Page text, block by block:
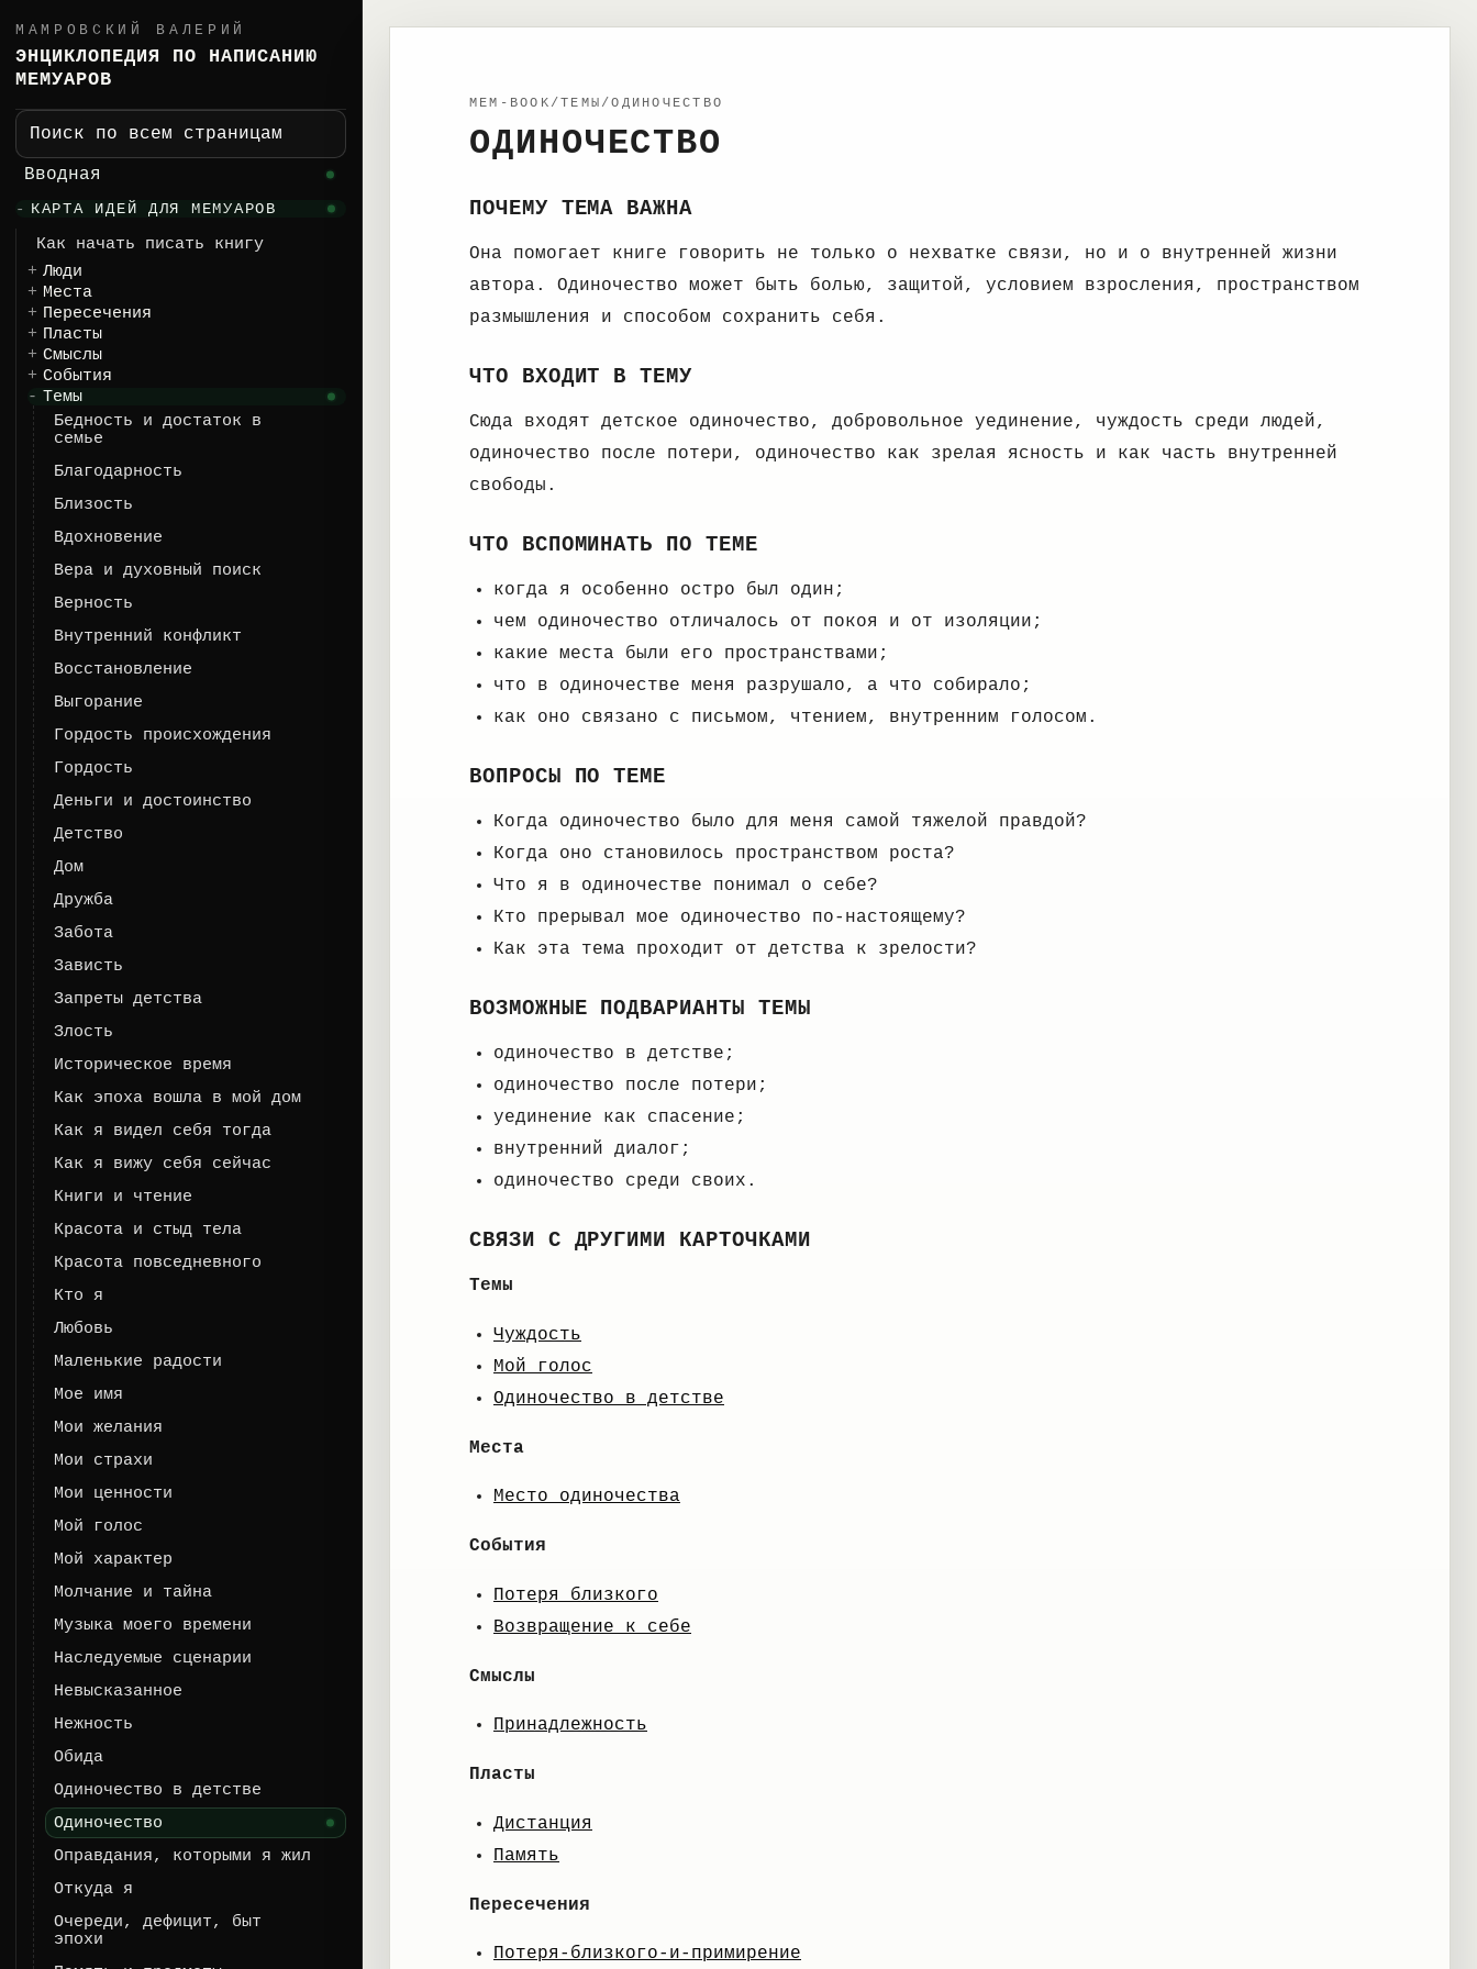
МАМРОВСКИЙ ВАЛЕРИЙ
ЭНЦИКЛОПЕДИЯ ПО НАПИСАНИЮ
МЕМУАРОВ
Поиск по всем страницам
Вводная
КАРТА ИДЕЙ ДЛЯ МЕМУАРОВ
Как начать писать книгу
Люди
Места
Пересечения
Пласты
Смыслы
События
Темы
Бедность и достаток в
семье
Благодарность
Близость
Вдохновение
Вера и духовный поиск
Верность
Внутренний конфликт
Восстановление
Выгорание
Гордость происхождения
Гордость
Деньги и достоинство
Детство
Дом
Дружба
Забота
Зависть
Запреты детства
Злость
Историческое время
Как эпоха вошла в мой дом
Как я видел себя тогда
Как я вижу себя сейчас
Книги и чтение
Красота и стыд тела
Красота повседневного
Кто я
Любовь
Маленькие радости
Мое имя
Мои желания
Мои страхи
Мои ценности
Мой голос
Мой характер
Молчание и тайна
Музыка моего времени
Наследуемые сценарии
Невысказанное
Нежность
Обида
Одиночество в детстве
Одиночество
Оправдания, которыми я жил
Откуда я
Очереди, дефицит, быт
эпохи
MEM-BOOK/ТЕМЫ/ОДИНОЧЕСТВО
ОДИНОЧЕСТВО
ПОЧЕМУ ТЕМА ВАЖНА
Она помогает книге говорить не только о нехватке связи, но и о внутренней жизни
автора. Одиночество может быть болью, защитой, условием взросления, пространством
размышления и способом сохранить себя.
ЧТО ВХОДИТ В ТЕМУ
Сюда входят детское одиночество, добровольное уединение, чуждость среди людей,
одиночество после потери, одиночество как зрелая ясность и как часть внутренней
свободы.
ЧТО ВСПОМИНАТЬ ПО ТЕМЕ
когда я особенно остро был один;
чем одиночество отличалось от покоя и от изоляции;
какие места были его пространствами;
что в одиночестве меня разрушало, а что собирало;
как оно связано с письмом, чтением, внутренним голосом.
ВОПРОСЫ ПО ТЕМЕ
Когда одиночество было для меня самой тяжелой правдой?
Когда оно становилось пространством роста?
Что я в одиночестве понимал о себе?
Кто прерывал мое одиночество по-настоящему?
Как эта тема проходит от детства к зрелости?
ВОЗМОЖНЫЕ ПОДВАРИАНТЫ ТЕМЫ
одиночество в детстве;
одиночество после потери;
уединение как спасение;
внутренний диалог;
одиночество среди своих.
СВЯЗИ С ДРУГИМИ КАРТОЧКАМИ
Темы
Чуждость
Мой голос
Одиночество в детстве
Места
Место одиночества
События
Потеря близкого
Возвращение к себе
Смыслы
Принадлежность
Пласты
Дистанция
Память
Пересечения
Потеря-близкого-и-примирение